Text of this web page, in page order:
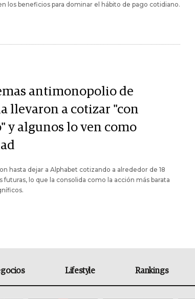
los beneficios para dominar el hábito de pago cotidiano.
antimonopolio de
llevaron a cotizar "con
y algunos lo ven como
hasta dejar a Alphabet cotizando a alrededor de 18
futuras, lo que la consolida como la acción más barata
Lifestyle Rankings